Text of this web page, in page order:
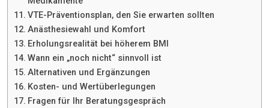
VTE-Präventionsplan, den Sie erwarten sollten
Anästhesiewahl und Komfort
Erholungsrealität bei höherem BMI
Wann ein „noch nicht“ sinnvoll ist
Alternativen und Ergänzungen
Kosten- und Wertüberlegungen
Fragen für Ihr Beratungsgespräch